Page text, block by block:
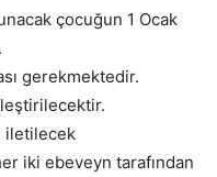
çocuğun 1 Ocak
gerekmektedir.
iletilecek
iki ebeveyn tarafından